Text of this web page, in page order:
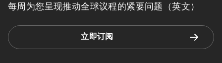
每周为您呈现推动全球议程的紧要问题（英文）
立即订阅